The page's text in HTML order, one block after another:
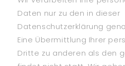
Daten nur zu den in dieser
Datenschutzerklärung
Eine Übermittlung Ihrer
Dritte zu anderen als den